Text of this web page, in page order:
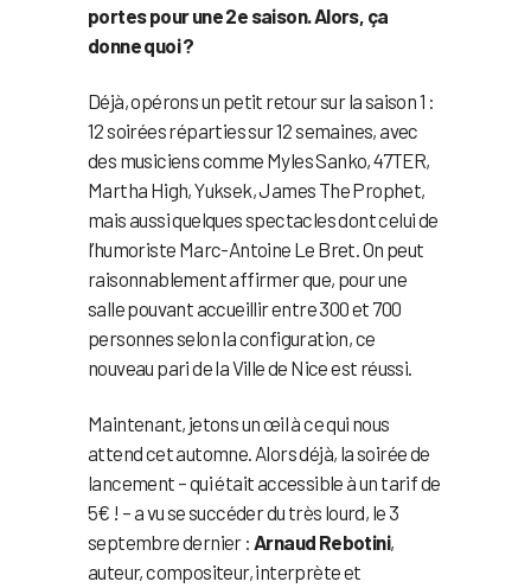
portes pour une 2e saison. Alors, ça
donne quoi ?
Déjà, opérons un petit retour sur la saison 1 :
12 soirées réparties sur 12 semaines, avec
des musiciens comme Myles Sanko, 47TER,
Martha High, Yuksek, James The Prophet,
mais aussi quelques spectacles dont celui de
l’humoriste Marc-Antoine Le Bret. On peut
raisonnablement affirmer que, pour une
salle pouvant accueillir entre 300 et 700
personnes selon la configuration, ce
nouveau pari de la Ville de Nice est réussi.
Maintenant, jetons un œil à ce qui nous
attend cet automne. Alors déjà, la soirée de
lancement – qui était accessible à un tarif de
5€ ! – a vu se succéder du très lourd, le 3
septembre dernier : Arnaud Rebotini,
auteur, compositeur, interprète et